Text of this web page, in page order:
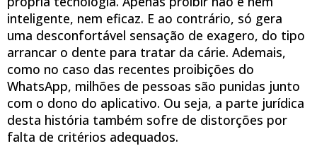
inteligente, nem eficaz. E ao contrário, só gera
uma desconfortável sensação de exagero, do tipo
arrancar o dente para tratar da cárie. Ademais,
como no caso das recentes proibições do
WhatsApp, milhões de pessoas são punidas junto
com o dono do aplicativo. Ou seja, a parte jurídica
desta história também sofre de distorções por
falta de critérios adequados.